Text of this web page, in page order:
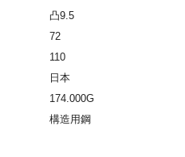
凸9.5
72
110
日本
174.000G
構造用鋼